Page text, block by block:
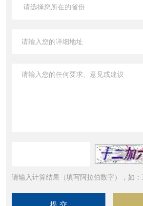
请输入计算结果（填写阿拉伯数字），如：